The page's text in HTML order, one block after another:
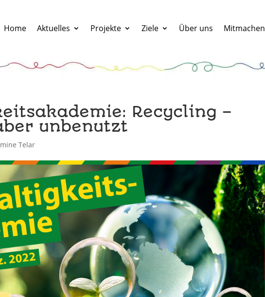
Home Aktuelles Projekte Ziele Über uns Mitmachen
Recycling –
unbenutzt
Telar